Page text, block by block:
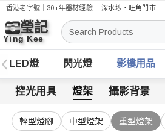
香港老字號｜30+年器材經驗｜深水埗・旺角門市
搜
索
LED燈 閃光燈 影樓用品
控光用具 燈架 攝影背景
輕型燈腳 中型燈架 重型燈架